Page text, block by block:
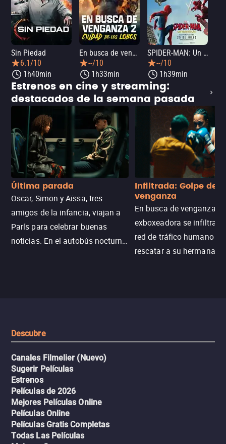
Sin Piedad
6.1/10
1h40min
En busca de venganza 2: Ciudad de los lobos
--/10
1h33min
SPIDER-MAN: Un nuevo día
--/10
1h39min
Estrenos en cine y streaming:
destacados de la semana pasada
Última parada
Oscar, Simon y Aïssa, tres
amigos de la infancia, viajan a
París para celebrar buenas
noticias. En el autobús nocturno
Infiltrada: Golpe de
venganza
En busca de venganza,
exboxeadora se infiltra
red de tráfico humano
rescatar a su hermana
Descubre
Canales Filmelier (Nuevo)
Sugerir Películas
Estrenos
Películas de 2026
Mejores Películas Online
Películas Online
Películas Gratis Completas
Todas Las Películas